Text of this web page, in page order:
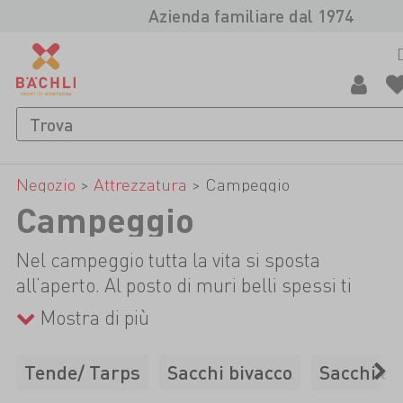
Azienda familiare dal 1974
Negozio > Attrezzatura > Campeggio
Campeggio
Nel campeggio tutta la vita si sposta
all’aperto. Al posto di muri belli spessi ti
protegge dagli agenti esterni solo la sottile
parete della tenda, un semplice tarp oppure
un sacco da bivacco; per i fan del
campeggio tutto ciò è libertà allo stato puro.
Mostra di più
Tende/ Tarps Sacchi bivacco Sacchi a